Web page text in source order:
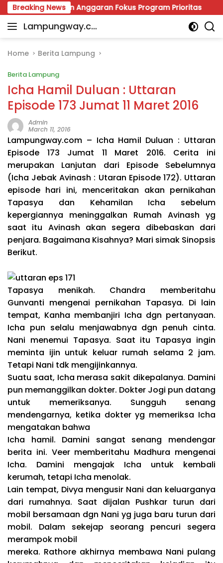
Skip
to
content
Breaking News
Pastikan Anggaran Fokus Program Prioritas Viral
Lampungway.co
Portal
Daerah
Terpercaya
dan
Terupdate
Home Berita Lampung
Berita Lampung
Icha Hamil Duluan : Uttaran
Episode 173 Jumat 11 Maret 2016
Admin
March 11, 2016
Lampungway.com – Icha Hamil Duluan : Uttaran
Episode 173 Jumat 11 Maret 2016. Cerita ini
merupakan Lanjutan dari Episode Sebelumnya
(Icha Jebak Avinash : Utaran Episode 172). Uttaran
episode hari ini, menceritakan akan pernikahan
Tapasya dan Kehamilan Icha sebelum
kepergiannya meninggalkan Rumah Avinash yg
saat itu Avinash akan segera dibebaskan dari
penjara. Bagaimana Kisahnya? Mari simak Sinopsis
Berikut.
Tapasya menikah. Chandra memberitahu
Gunvanti mengenai pernikahan Tapasya. Di lain
tempat, Kanha membanjiri Icha dgn pertanyaan.
Icha pun selalu menjawabnya dgn penuh cinta.
Nani menemui Tapasya. Saat itu Tapasya ingin
meminta ijin untuk keluar rumah selama 2 jam.
Tetapi Nani tdk mengijinkannya.
Suatu saat, Icha merasa sakit dikepalanya. Damini
pun memanggilkan dokter. Dokter Jogi pun datang
untuk memeriksanya. Sungguh senang
mendengarnya, ketika dokter yg memeriksa Icha
mengatakan bahwa
Icha hamil. Damini sangat senang mendengar
berita ini. Veer memberitahu Madhura mengenai
Icha. Damini mengajak Icha untuk kembali
kerumah, tetapi Icha menolak.
Lain tempat, Divya mengusir Nani dan keluarganya
dari rumahnya. Saat dijalan Pushkar turun dari
mobil bersamaan dgn Nani yg juga baru turun dari
mobil. Dalam sekejap seorang pencuri segera
merampok mobil
mereka. Rathore akhirnya membawa Nani pulang